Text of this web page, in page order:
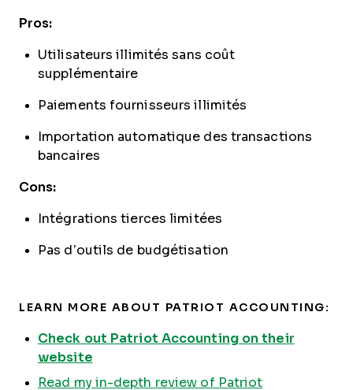
Pros:
Utilisateurs illimités sans coût
supplémentaire
Paiements fournisseurs illimités
Importation automatique des transactions
bancaires
Cons:
Intégrations tierces limitées
Pas d’outils de budgétisation
LEARN MORE ABOUT PATRIOT ACCOUNTING:
Check out Patriot Accounting on their
website
Read my in-depth review of Patriot